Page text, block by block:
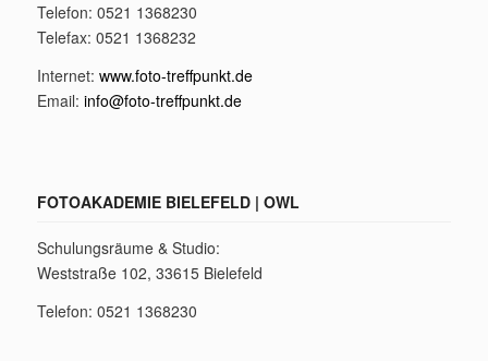
Telefon: 0521 1368230
Telefax: 0521 1368232
Internet: www.foto-treffpunkt.de
Email: info@foto-treffpunkt.de
FOTOAKADEMIE BIELEFELD | OWL
Schulungsräume & Studio:
Weststraße 102, 33615 Bielefeld
Telefon: 0521 1368230